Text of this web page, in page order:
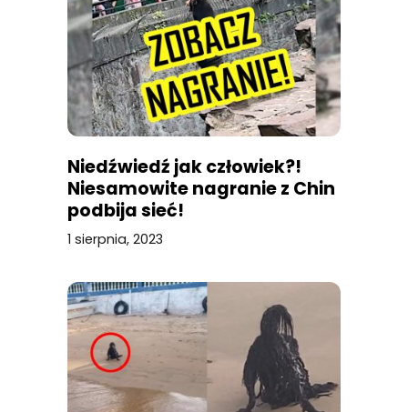
Niedźwiedź jak człowiek?!
Niesamowite nagranie z Chin
podbija sieć!
1 sierpnia, 2023